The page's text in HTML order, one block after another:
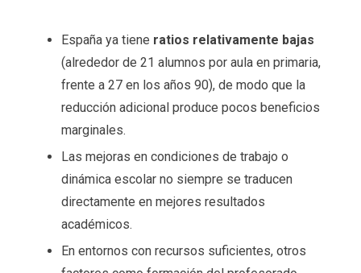
España ya tiene ratios relativamente bajas
(alrededor de 21 alumnos por aula en primaria,
frente a 27 en los años 90), de modo que la
reducción adicional produce pocos beneficios
marginales.
Las mejoras en condiciones de trabajo o
dinámica escolar no siempre se traducen
directamente en mejores resultados
académicos.
En entornos con recursos suficientes, otros